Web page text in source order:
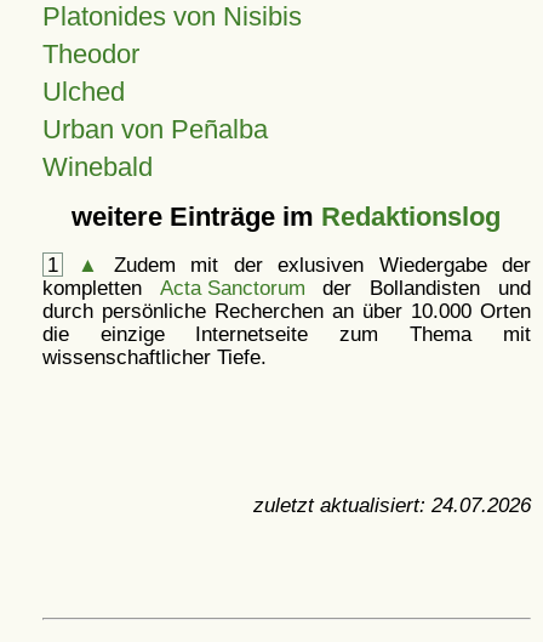
Platonides von Nisibis
Theodor
Ulched
Urban von Peñalba
Winebald
weitere Einträge im Redaktionslog
1 ▲
Zudem mit der exlusiven Wiedergabe der
kompletten Acta Sanctorum der Bollandisten und
durch persönliche Recherchen an über 10.000 Orten
die einzige Internetseite zum Thema mit
wissenschaftlicher Tiefe.
zuletzt aktualisiert: 24.07.2026